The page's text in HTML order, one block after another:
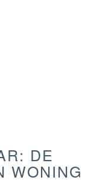
DE
WONING